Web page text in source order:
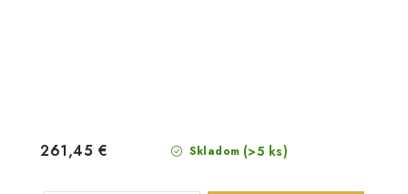
Skladom (>5 ks)
261,45 €